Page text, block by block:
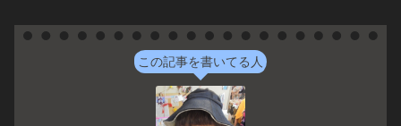
この記事を書いてる人